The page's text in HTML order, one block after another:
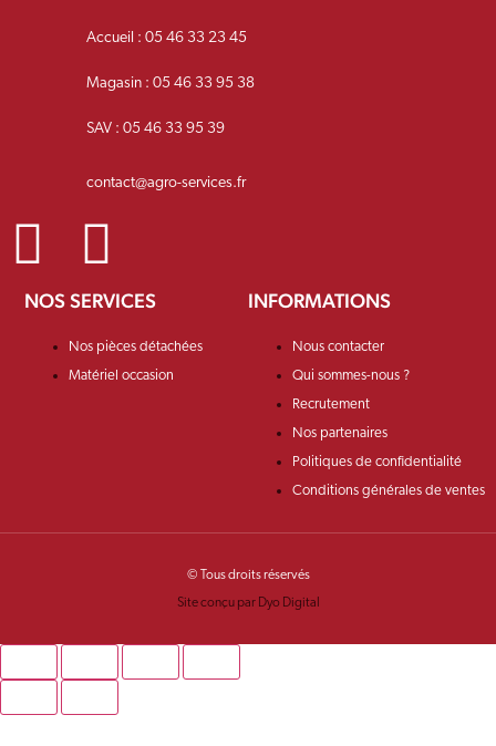
Accueil : 05 46 33 23 45
Magasin : 05 46 33 95 38
SAV : 05 46 33 95 39
contact@agro-services.fr
NOS SERVICES
Nos pièces détachées
Matériel occasion
INFORMATIONS
Nous contacter
Qui sommes-nous ?
Recrutement
Nos partenaires
Politiques de confidentialité
Conditions générales de ventes
© Tous droits réservés
Site conçu par Dyo Digital